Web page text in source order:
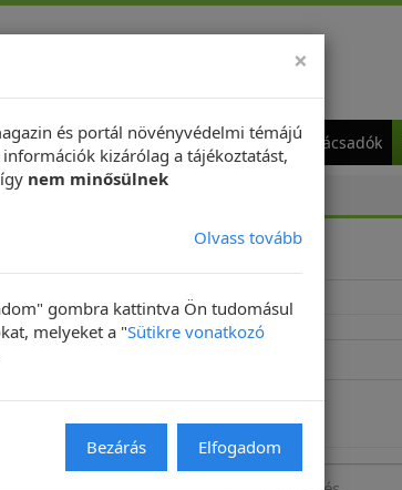
Fotópályázat Technika Szaktanácsadók
Tel
×
és portál növényvédelmi témájú
kizárólag a tájékoztatást,
nem minősülnek
Olvass tovább
gombra kattintva Ön tudomásul
melyeket a "Sütikre vonatkozó
Bezárás Elfogadom